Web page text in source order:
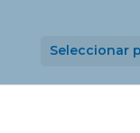
Seleccionar